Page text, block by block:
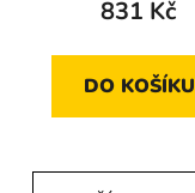
831 Kč
DO KOŠÍKU